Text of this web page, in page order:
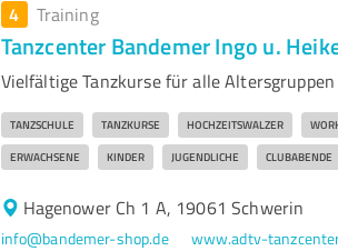
4 Training
Tanzcenter Bandemer Ingo u.
Vielfältige Tanzkurse für alle
TANZSCHULE TANZKURSE HOCHZEITSWALZER
ERWACHSENE KINDER JUGENDLICHE CLUBABENDE
Hagenower Ch 1 A, 19061 Schwerin
info@bandemer-shop.de